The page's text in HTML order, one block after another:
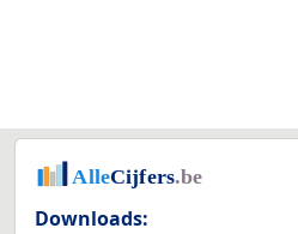
Downloads: